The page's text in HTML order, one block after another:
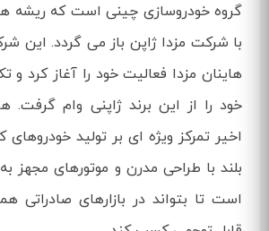
گروه خودروسازی چینی است که ریشه
با شرکت مزدا ژاپن باز می گردد. این
هاینان مزدا فعالیت خود را آغاز کرد و
خود را از این برند ژاپنی وام گرفت.
اخیر تمرکز ویژه ای بر تولید
بلند با طراحی مدرن و موتورهای مجهز
است تا بتواند در بازارهای صادراتی